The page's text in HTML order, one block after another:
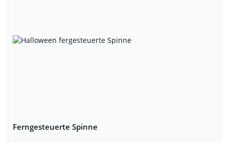
Ferngesteuerte Spinne